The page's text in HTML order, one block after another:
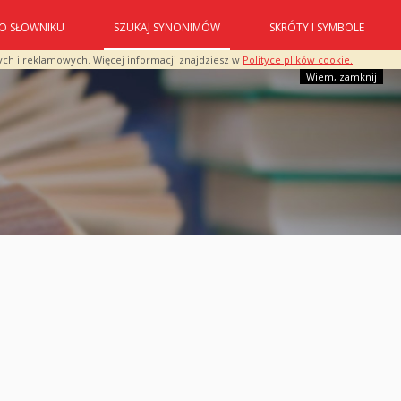
i reklamowych. Więcej informacji znajdziesz w Polityce plików cookie.
Wiem, zamknij
O SŁOWNIKU SZUKAJ SYNONIMÓW SKRÓTY I SYMBOLE